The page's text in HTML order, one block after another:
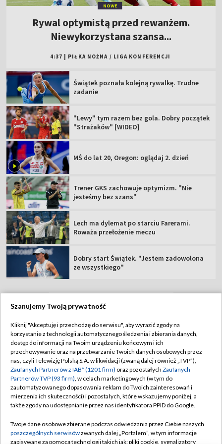
NOWE
Rywal optymistą przed rewanżem.
Niewykorzystana szansa...
4:37 PIŁKA NOŻNA / LIGA KONFERENCJI
Świątek poznała kolejną rywalkę. Trudne
zadanie
"Lewy" tym razem bez gola. Dobry początek
"Strażaków" [WIDEO]
MŚ do lat 20, Oregon: oglądaj 2. dzień
Trener GKS zachowuje optymizm. "Nie
jesteśmy bez szans"
Lech ma dylemat po starciu Farerami.
Roważa przełożenie meczu
Dobry start Świątek. "Jestem zadowolona
ze wszystkiego"
Abonament TVP
Sklep TVP
Biuro Reklamy
Oferta Handlowa
Telegazeta ogłoszenia
Rada Programowa
Regulamin TVP
Polityka prywatności
Moje zgody
Biuro reklamy
Kontakt
Kanały
Szanujemy Twoją prywatność
Kliknij "Akceptuję i przechodzę do serwisu", aby wyrazić zgody na
korzystanie z technologii automatycznego śledzenia i zbierania danych,
dostęp do informacji na Twoim urządzeniu końcowym i ich
przechowywanie oraz na przetwarzanie Twoich danych osobowych przez
nas, czyli Telewizję Polską S.A. w likwidacji (zwaną dalej również „TVP”),
Zaufanych Partnerów z IAB* (1201 firm) oraz pozostałych Zaufanych
Partnerów TVP (93 firm), w celach marketingowych (w tym do
zautomatyzowanego dopasowania reklam do Twoich zainteresowań i
mierzenia ich skuteczności) i pozostałych, które wskazujemy poniżej, a
także zgody na udostępnianie przez nas identyfikatora PPID do Google.
Twoje dane osobowe zbierane podczas odwiedzania przez Ciebie naszych
poszczególnych serwisówzwanych dalej „Portalem”, w tym informacje
zapisywane za pomocą technologii takich jak: pliki cookie, sygnalizatory